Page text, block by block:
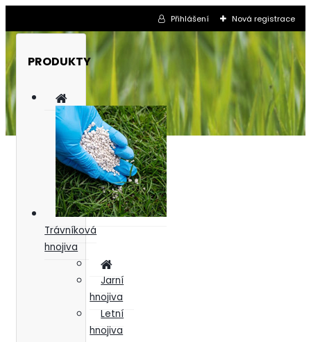
Přihlášení Nová registrace
PRODUKTY
Trávníková
hnojiva
Jarní
hnojiva
Letní
hnojiva